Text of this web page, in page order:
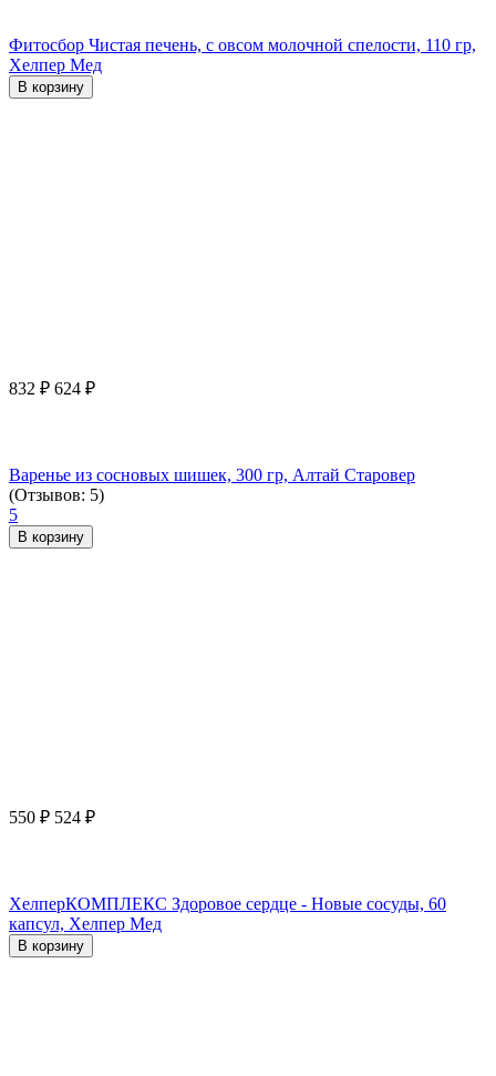
Фитосбор Чистая печень, с овсом молочной спелости, 110 гр,
Хелпер Мед
В корзину
832 ₽ 624 ₽
Варенье из сосновых шишек, 300 гр, Алтай Старовер
(Отзывов: 5)
5
В корзину
550 ₽ 524 ₽
ХелперКОМПЛЕКС Здоровое сердце - Новые сосуды, 60
капсул, Хелпер Мед
В корзину